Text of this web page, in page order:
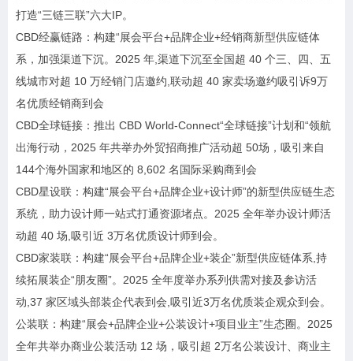
打造“三链三联”六大IP。
CBD经赢链路：构建“展会平台+品牌企业+经销商新型供应链体
系，加强渠道下沉。2025 年,渠道下沉至全国超 40 个三、四、五
线城市对超 10 万经销门店邀约,联动超 40 家卖场邀约吸引诉9万
名优质经销商到会
CBD全球链接：推出 CBD World-Connect“全球链接”计划和“领航
出海行动，2025 年共举办外贸招商推广活动超 50场，吸引来自
144个海外国家和地区的 8,602 名国际采购商到会
CBD星设联：构建“展会平台+品牌企业+设计师”的新型供应链生态
系统，助力设计师一站式打通资源堵点。2025 全年举办设计师活
动超 40 场,吸引近 3万名优质设计师到会。
CBD家装联：构建“展会平台+品牌企业+装企”新型供应链体系,持
续拓展装企“朋友圈”。2025 全年度举办系列供需对接及参访活
动,37 家区域头部装企代表到会,吸引近3万名优质装企观众到会。
公装联：构建“展会+品牌企业+公装设计+项目业主”生态圈。2025
全年共举办商业公装活动 12 场，吸引超 2万名公装设计、商业主